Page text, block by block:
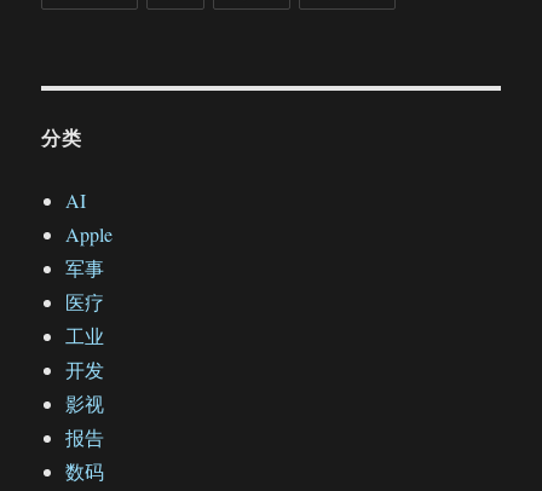
分类
AI
Apple
军事
医疗
工业
开发
影视
报告
数码